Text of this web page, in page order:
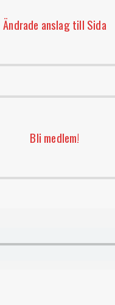
Ändrade anslag till Sida
Bli medlem!